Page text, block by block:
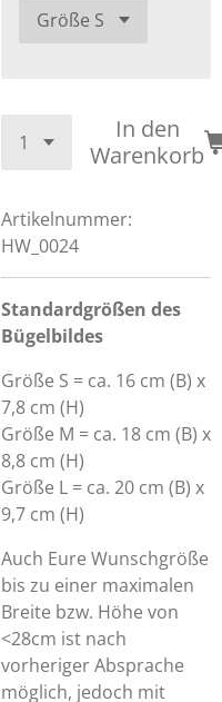
In den
Warenkorb
Artikelnummer:
HW_0024
Standardgrößen des
Bügelbildes
Größe S = ca. 16 cm (B) x
7,8 cm (H)
Größe M = ca. 18 cm (B) x
8,8 cm (H)
Größe L = ca. 20 cm (B) x
9,7 cm (H)
Auch Eure Wunschgröße
bis zu einer maximalen
Breite bzw. Höhe von
<28cm ist nach
vorheriger Absprache
möglich, jedoch mit